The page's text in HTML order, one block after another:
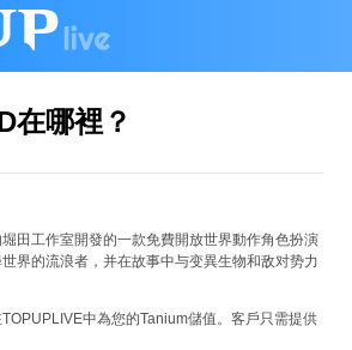
在哪裡？
田工作室開發的一款免費開放世界動作角色扮演
界的流浪者，并在故事中与变異生物和敌对势力
中為您的Tanium儲值。客戶只需提供